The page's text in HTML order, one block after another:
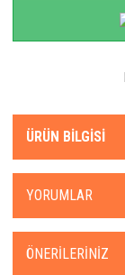
ÜRÜN BILGISI
YORUMLAR
ÖNERILERINIZ